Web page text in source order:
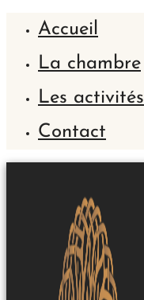
Accueil
La chambre
Les activités
Contact